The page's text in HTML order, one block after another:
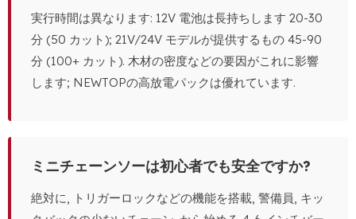
実行時間は異なります: 12V 電池は長持ちします 20-30
分 (50 カット); 21V/24V モデルが提供するもの 45-90
分 (100+ カット). 木材の密度などの要因がこれに影響
します; NEWTOPの高放電パックは優れています.
ミニチェーンソーは初心者でも安全ですか?
絶対に, トリガーロックなどの機能を搭載, 警備員, キッ